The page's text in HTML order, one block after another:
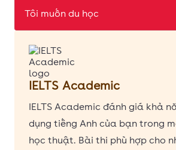
IELTS Academic
IELTS Academic đánh giá khả
dụng tiếng Anh của bạn trong
học thuật. Bài thi phù hợp cho